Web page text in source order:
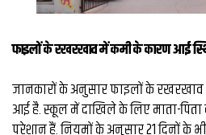
फाइलों के रखरखाव में कमी के कारण आई
जानकारों के अनुसार फाइलों के
आई है. स्कूल में दाखिले के लिए माता-पिता
परेशान हैं. नियमों के अनुसार 21 दिनों के